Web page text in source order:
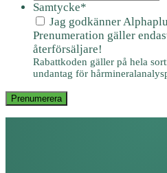
Samtycke*
Jag godkänner
Prenumeration gäller
återförsäljare!
Rabattkoden gäller på hela
undantag för
Prenumerera